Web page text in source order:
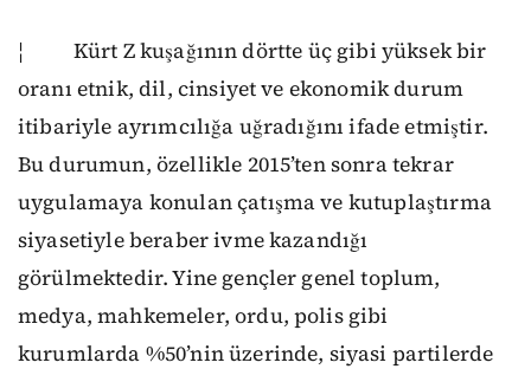
¦ Kürt Z kuşağının dörtte üç gibi yüksek bir
oranı etnik, dil, cinsiyet ve ekonomik durum
itibariyle ayrımcılığa uğradığını ifade etmiştir.
Bu durumun, özellikle 2015’ten sonra tekrar
uygulamaya konulan çatışma ve kutuplaştırma
siyasetiyle beraber ivme kazandığı
görülmektedir. Yine gençler genel toplum,
medya, mahkemeler, ordu, polis gibi
kurumlarda %50’nin üzerinde, siyasi partilerde